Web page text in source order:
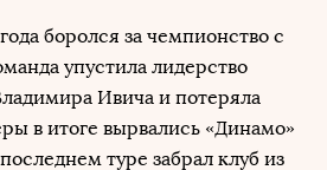
боролся за чемпионство с
упустила лидерство
Ивича и потеряла
в итоге вырвались «Динамо»
туре забрал клуб из